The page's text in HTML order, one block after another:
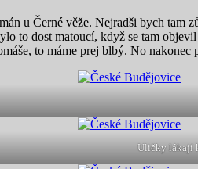
u Černé věže. Nejradši bych
to dost matoucí, když se tam
to máme prej blbý. No
Uličky lákají